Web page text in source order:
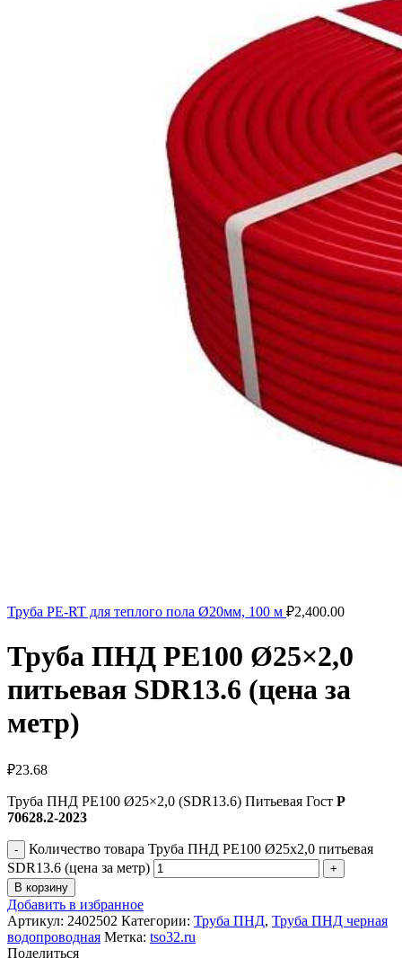
Труба PE-RT для теплого пола Ø20мм, 100 м ₽2,400.00
Труба ПНД РЕ100 Ø25×2,0
питьевая SDR13.6 (цена за
метр)
₽23.68
Труба ПНД РЕ100 Ø25×2,0 (SDR13.6) Питьевая Гост Р
70628.2-2023
Количество товара Труба ПНД РЕ100 Ø25x2,0 питьевая
SDR13.6 (цена за метр)
В корзину
Добавить в избранное
Артикул: 2402502 Категории: Труба ПНД, Труба ПНД черная
водопроводная Метка: tso32.ru
Поделиться